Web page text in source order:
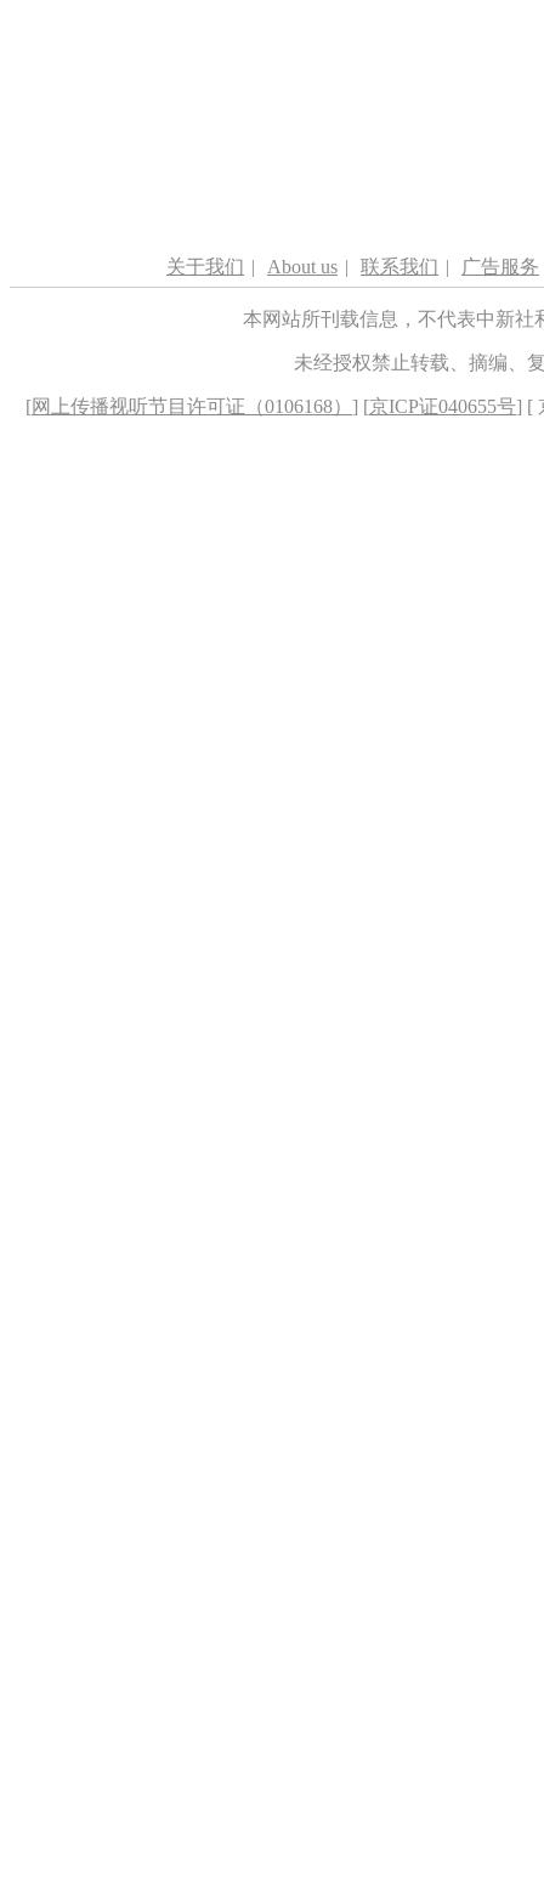
关于我们 | About us | 联系我们 | 广告服务
本网站所刊载信息，不代表中新
未经授权禁止转载、摘编、
[网上传播视听节目许可证（0106168） ] [京ICP证040655号] [